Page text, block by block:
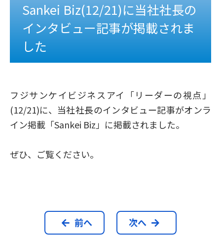
Sankei Biz(12/21)に当社社長の
インタビュー記事が掲載されま
した
フジサンケイビジネスアイ「リーダーの視点」
(12/21)に、当社社長のインタビュー記事がオンラ
イン掲載「Sankei Biz」に掲載されました。
ぜひ、ご覧ください。
前へ 次へ